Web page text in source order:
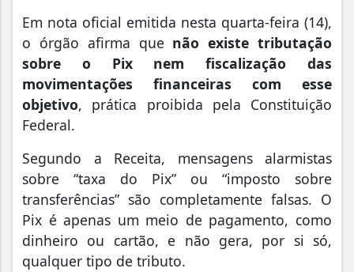
Em nota oficial emitida nesta quarta-feira (14),
o órgão afirma que não existe tributação
sobre o Pix nem fiscalização das
movimentações financeiras com esse
objetivo, prática proibida pela Constituição
Federal.
Segundo a Receita, mensagens alarmistas
sobre “taxa do Pix” ou “imposto sobre
transferências” são completamente falsas. O
Pix é apenas um meio de pagamento, como
dinheiro ou cartão, e não gera, por si só,
qualquer tipo de tributo.